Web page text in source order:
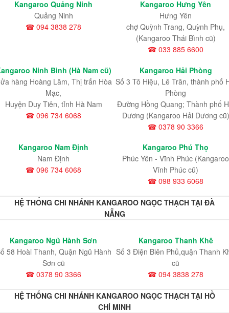
Kangaroo Quảng Ninh
Quảng Ninh
☎ 094 3838 278
Kangaroo Hưng Yên
Hưng Yên
chợ Quỳnh Trang, Quỳnh Phụ,
(Kangaroo Thái Bình cũ)
☎ 033 885 6600
Ninh Bình (Hà Nam cũ)
hàng Hoàng Lâm, Thị trấn Hòa
Mạc,
Huyện Duy Tiên, tỉnh Hà Nam
☎ 096 734 6068
Kangaroo Hải Phòng
Số 3 Tô Hiệu, Lê Trân, thành phố
Phòng
Đường Hồng Quang; Thành phố
Dương (Kangaroo Hải Dương cũ)
☎ 0378 90 3366
Kangaroo Nam Định
Nam Định
☎ 096 734 6068
Kangaroo Phú Thọ
Phúc Yên - Vĩnh Phúc (Kangaroo
Vĩnh Phúc cũ)
☎ 098 933 6068
HỆ THỐNG CHI NHÁNH KANGAROO NGỌC THẠCH TẠI ĐÀ
NẴNG
Kangaroo Ngũ Hành Sơn
58 Hoài Thanh, Quận Ngũ Hành
Sơn cũ
☎ 0378 90 3366
Kangaroo Thanh Khê
Số 3 Điện Biên Phủ,quận Thanh
cũ
☎ 094 3838 278
HỆ THỐNG CHI NHÁNH KANGAROO NGỌC THẠCH TẠI HỒ
CHÍ MINH